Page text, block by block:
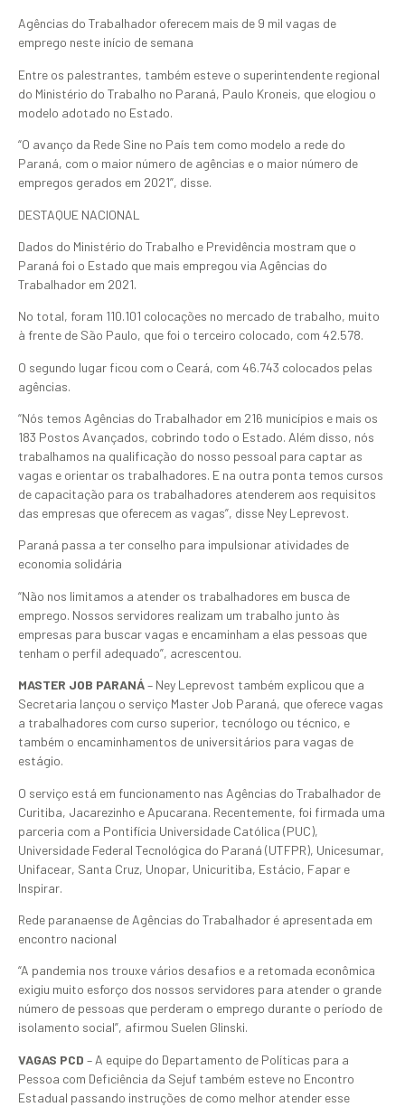
Agências do Trabalhador oferecem mais de 9 mil vagas de
emprego neste início de semana
Entre os palestrantes, também esteve o superintendente regional
do Ministério do Trabalho no Paraná, Paulo Kroneis, que elogiou o
modelo adotado no Estado.
“O avanço da Rede Sine no País tem como modelo a rede do
Paraná, com o maior número de agências e o maior número de
empregos gerados em 2021”, disse.
DESTAQUE NACIONAL
Dados do Ministério do Trabalho e Previdência mostram que o
Paraná foi o Estado que mais empregou via Agências do
Trabalhador em 2021.
No total, foram 110.101 colocações no mercado de trabalho, muito
à frente de São Paulo, que foi o terceiro colocado, com 42.578.
O segundo lugar ficou com o Ceará, com 46.743 colocados pelas
agências.
“Nós temos Agências do Trabalhador em 216 municípios e mais os
183 Postos Avançados, cobrindo todo o Estado. Além disso, nós
trabalhamos na qualificação do nosso pessoal para captar as
vagas e orientar os trabalhadores. E na outra ponta temos cursos
de capacitação para os trabalhadores atenderem aos requisitos
das empresas que oferecem as vagas”, disse Ney Leprevost.
Paraná passa a ter conselho para impulsionar atividades de
economia solidária
“Não nos limitamos a atender os trabalhadores em busca de
emprego. Nossos servidores realizam um trabalho junto às
empresas para buscar vagas e encaminham a elas pessoas que
tenham o perfil adequado”, acrescentou.
MASTER JOB PARANÁ– Ney Leprevost também explicou que a
Secretaria lançou o serviço Master Job Paraná, que oferece vagas
a trabalhadores com curso superior, tecnólogo ou técnico, e
também o encaminhamentos de universitários para vagas de
estágio.
O serviço está em funcionamento nas Agências do Trabalhador de
Curitiba, Jacarezinho e Apucarana. Recentemente, foi firmada uma
parceria com a Pontifícia Universidade Católica (PUC),
Universidade Federal Tecnológica do Paraná (UTFPR), Unicesumar,
Unifacear, Santa Cruz, Unopar, Unicuritiba, Estácio, Fapar e
Inspirar.
Rede paranaense de Agências do Trabalhador é apresentada em
encontro nacional
“A pandemia nos trouxe vários desafios e a retomada econômica
exigiu muito esforço dos nossos servidores para atender o grande
número de pessoas que perderam o emprego durante o período de
isolamento social”, afirmou Suelen Glinski.
VAGAS PCD – A equipe do Departamento de Políticas para a
Pessoa com Deficiência da Sejuf também esteve no Encontro
Estadual passando instruções de como melhor atender esse